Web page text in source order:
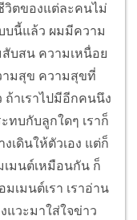
วิตของแต่ละคนไม่
บนี้แล้ว ผมมีความ
บสน ความเหนื่อย
ามสุข ความสุขที่
ถ้าเราไปมีอีกคนนึง
ทบกับลูกใดๆ เราก็
เดินให้ตัวเอง แต่ก็
เมนต์เหมือนกัน ก็
เมนต์เรา เราอ่าน
แวะมาใส่ใจข่าว